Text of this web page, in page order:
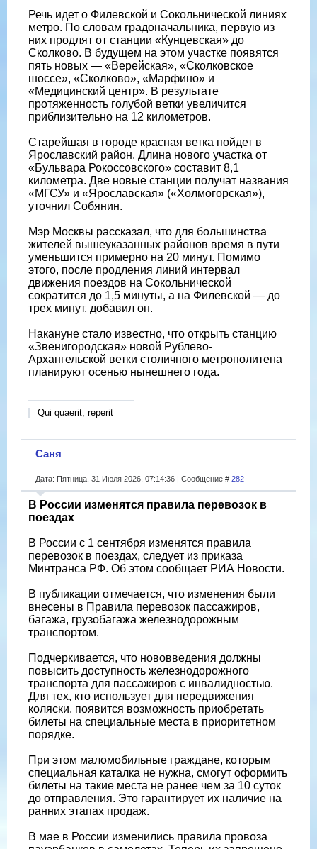
Речь идет о Филевской и Сокольнической линиях
метро. По словам градоначальника, первую из
них продлят от станции «Кунцевская» до
Сколково. В будущем на этом участке появятся
пять новых — «Верейская», «Сколковское
шоссе», «Сколково», «Марфино» и
«Медицинский центр». В результате
протяженность голубой ветки увеличится
приблизительно на 12 километров.
Старейшая в городе красная ветка пойдет в
Ярославский район. Длина нового участка от
«Бульвара Рокоссовского» составит 8,1
километра. Две новые станции получат названия
«МГСУ» и «Ярославская» («Холмогорская»),
уточнил Собянин.
Мэр Москвы рассказал, что для большинства
жителей вышеуказанных районов время в пути
уменьшится примерно на 20 минут. Помимо
этого, после продления линий интервал
движения поездов на Сокольнической
сократится до 1,5 минуты, а на Филевской — до
трех минут, добавил он.
Накануне стало известно, что открыть станцию
«Звенигородская» новой Рублево-
Архангельской ветки столичного метрополитена
планируют осенью нынешнего года.
Qui quaerit, reperit
Саня
Дата: Пятница, 31 Июля 2026, 07:14:36 | Сообщение # 282
В России изменятся правила перевозок в
поездах
В России с 1 сентября изменятся правила
перевозок в поездах, следует из приказа
Минтранса РФ. Об этом сообщает РИА Новости.
В публикации отмечается, что изменения были
внесены в Правила перевозок пассажиров,
багажа, грузобагажа железнодорожным
транспортом.
Подчеркивается, что нововведения должны
повысить доступность железнодорожного
транспорта для пассажиров с инвалидностью.
Для тех, кто использует для передвижения
коляски, появится возможность приобретать
билеты на специальные места в приоритетном
порядке.
При этом маломобильные граждане, которым
специальная каталка не нужна, смогут оформить
билеты на такие места не ранее чем за 10 суток
до отправления. Это гарантирует их наличие на
ранних этапах продаж.
В мае в России изменились правила провоза